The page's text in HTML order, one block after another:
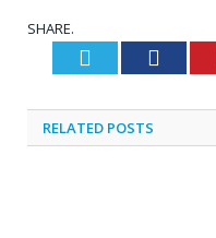
SHARE.
Twitter
RELATED POSTS